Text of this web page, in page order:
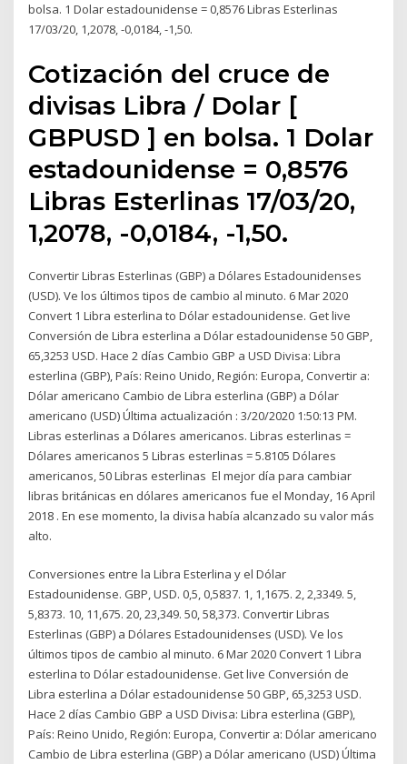
bolsa. 1 Dolar estadounidense = 0,8576 Libras Esterlinas
17/03/20, 1,2078, -0,0184, -1,50.
Cotización del cruce de
divisas Libra / Dolar [
GBPUSD ] en bolsa. 1 Dolar
estadounidense = 0,8576
Libras Esterlinas 17/03/20,
1,2078, -0,0184, -1,50.
Convertir Libras Esterlinas (GBP) a Dólares Estadounidenses
(USD). Ve los últimos tipos de cambio al minuto. 6 Mar 2020
Convert 1 Libra esterlina to Dólar estadounidense. Get live
Conversión de Libra esterlina a Dólar estadounidense 50 GBP,
65,3253 USD. Hace 2 días Cambio GBP a USD Divisa: Libra
esterlina (GBP), País: Reino Unido, Región: Europa, Convertir a:
Dólar americano Cambio de Libra esterlina (GBP) a Dólar
americano (USD) Última actualización : 3/20/2020 1:50:13 PM.
Libras esterlinas a Dólares americanos. Libras esterlinas =
Dólares americanos 5 Libras esterlinas = 5.8105 Dólares
americanos, 50 Libras esterlinas El mejor día para cambiar
libras británicas en dólares americanos fue el Monday, 16 April
2018 . En ese momento, la divisa había alcanzado su valor más
alto.
Conversiones entre la Libra Esterlina y el Dólar
Estadounidense. GBP, USD. 0,5, 0,5837. 1, 1,1675. 2, 2,3349. 5,
5,8373. 10, 11,675. 20, 23,349. 50, 58,373. Convertir Libras
Esterlinas (GBP) a Dólares Estadounidenses (USD). Ve los
últimos tipos de cambio al minuto. 6 Mar 2020 Convert 1 Libra
esterlina to Dólar estadounidense. Get live Conversión de
Libra esterlina a Dólar estadounidense 50 GBP, 65,3253 USD.
Hace 2 días Cambio GBP a USD Divisa: Libra esterlina (GBP),
País: Reino Unido, Región: Europa, Convertir a: Dólar americano
Cambio de Libra esterlina (GBP) a Dólar americano (USD) Última